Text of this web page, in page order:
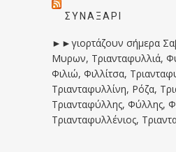
ΣΥΝΑΞΆΡΙ
►►γιορτάζουν σήμερα
Μυρων, Τριανταφυλλιά,
Φιλιώ, Φιλλίτσα,
Τριανταφυλλίνη, Ρόζα,
Τριανταφύλλης, Φύλλης,
Τριανταφυλλένιος,